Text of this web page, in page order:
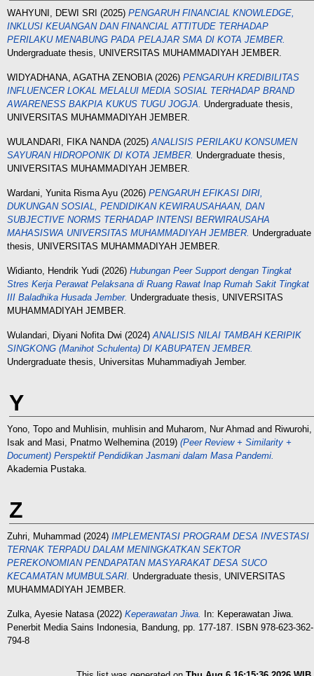
WAHYUNI, DEWI SRI (2025) PENGARUH FINANCIAL KNOWLEDGE,
INKLUSI KEUANGAN DAN FINANCIAL ATTITUDE TERHADAP
PERILAKU MENABUNG PADA PELAJAR SMA DI KOTA JEMBER.
Undergraduate thesis, UNIVERSITAS MUHAMMADIYAH JEMBER.
WIDYADHANA, AGATHA ZENOBIA(2026) PENGARUH KREDIBILITAS
INFLUENCER LOKAL MELALUI MEDIA SOSIAL TERHADAP BRAND
AWARENESS BAKPIA KUKUS TUGU JOGJA. Undergraduate thesis,
UNIVERSITAS MUHAMMADIYAH JEMBER.
WULANDARI, FIKA NANDA(2025)ANALISIS PERILAKU KONSUMEN
SAYURAN HIDROPONIK DI KOTA JEMBER. Undergraduate thesis,
UNIVERSITAS MUHAMMADIYAH JEMBER.
Wardani, Yunita Risma Ayu (2026) PENGARUH EFIKASI DIRI,
DUKUNGAN SOSIAL, PENDIDIKAN KEWIRAUSAHAAN, DAN
SUBJECTIVE NORMS TERHADAP INTENSI BERWIRAUSAHA
MAHASISWA UNIVERSITAS MUHAMMADIYAH JEMBER. Undergraduate
thesis, UNIVERSITAS MUHAMMADIYAH JEMBER.
Widianto, Hendrik Yudi (2026) Hubungan Peer Support dengan Tingkat
Stres Kerja Perawat Pelaksana di Ruang Rawat Inap Rumah Sakit Tingkat
III Baladhika Husada Jember. Undergraduate thesis, UNIVERSITAS
MUHAMMADIYAH JEMBER.
Wulandari, Diyani Nofita Dwi (2024)ANALISIS NILAI TAMBAH KERIPIK
SINGKONG (Manihot Schulenta) DI KABUPATEN JEMBER.
Undergraduate thesis, Universitas Muhammadiyah Jember.
Y
Yono, Topo and Muhlisin, muhlisin and Muharom, Nur Ahmad and Riwurohi,
Isak and Masi, Pnatmo Welhemina(2019) (Peer Review + Similarity +
Document) Perspektif Pendidikan Jasmani dalam Masa Pandemi.
Akademia Pustaka.
Z
Zuhri, Muhammad (2024) IMPLEMENTASI PROGRAM DESA INVESTASI
TERNAK TERPADU DALAM MENINGKATKAN SEKTOR
PEREKONOMIAN PENDAPATAN MASYARAKAT DESA SUCO
KECAMATAN MUMBULSARI. Undergraduate thesis, UNIVERSITAS
MUHAMMADIYAH JEMBER.
Zulka, Ayesie Natasa(2022) Keperawatan Jiwa.
In: Keperawatan Jiwa.
Penerbit Media Sains Indonesia, Bandung, pp. 177-187. ISBN 978-623-362-
794-8